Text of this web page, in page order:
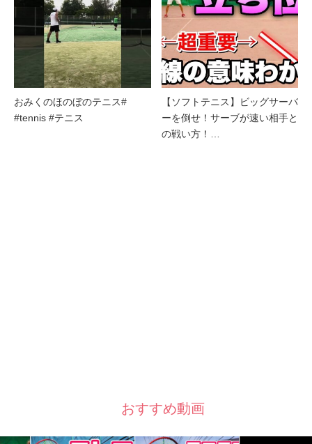
おみくのほのぼのテニス#
#tennis #テニス
【ソフトテニス】ビッグサーバ
ーを倒せ！サーブが速い相手と
の戦い方！…
おすすめ動画